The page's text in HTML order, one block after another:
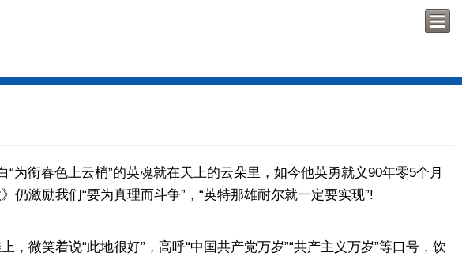
为衔春色上云梢”的英魂就在天上的云朵里，如今他英勇就义90年零5个月
激励我们“要为真理而斗争”，“英特那雄耐尔就一定要实现”!
笑着说“此地很好”，高呼“中国共产党万岁”“共产主义万岁”等口号，饮